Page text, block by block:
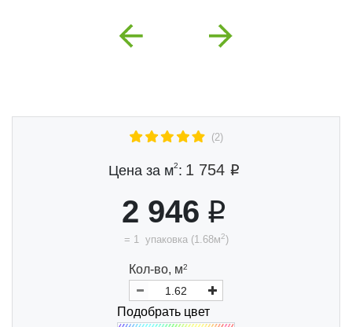
Previous Next
Цена за м2: 1 754
(2)
2 946
= 1 упаковка(1.68м2)
Кол-во, м2
Подобрать цвет